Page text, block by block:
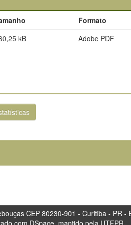
Formato
kB Adobe PDF
CEP 80230-901 -
com DSpace, mantido pela UTFPR